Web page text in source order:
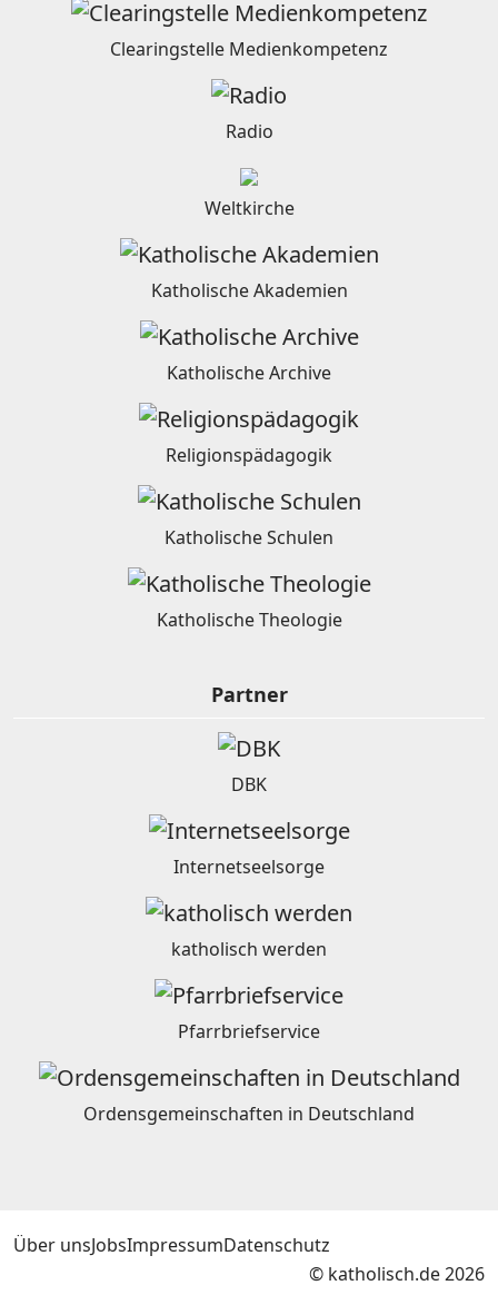
Clearingstelle Medienkompetenz
Radio
Weltkirche
Katholische Akademien
Katholische Archive
Religionspädagogik
Katholische Schulen
Katholische Theologie
Partner
DBK
Internetseelsorge
katholisch werden
Pfarrbriefservice
Ordensgemeinschaften in Deutschland
Über unsJobsImpressumDatenschutz
© katholisch.de 2026